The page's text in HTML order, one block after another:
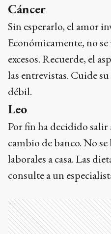
Cáncer
Sin esperarlo, el amor
Económicamente, no
excesos. Recuerde, el
las entrevistas. Cuide
débil.
Leo
Por fin ha decidido salir
cambio de banco. No
laborales a casa. Las
consulte a un
Ads